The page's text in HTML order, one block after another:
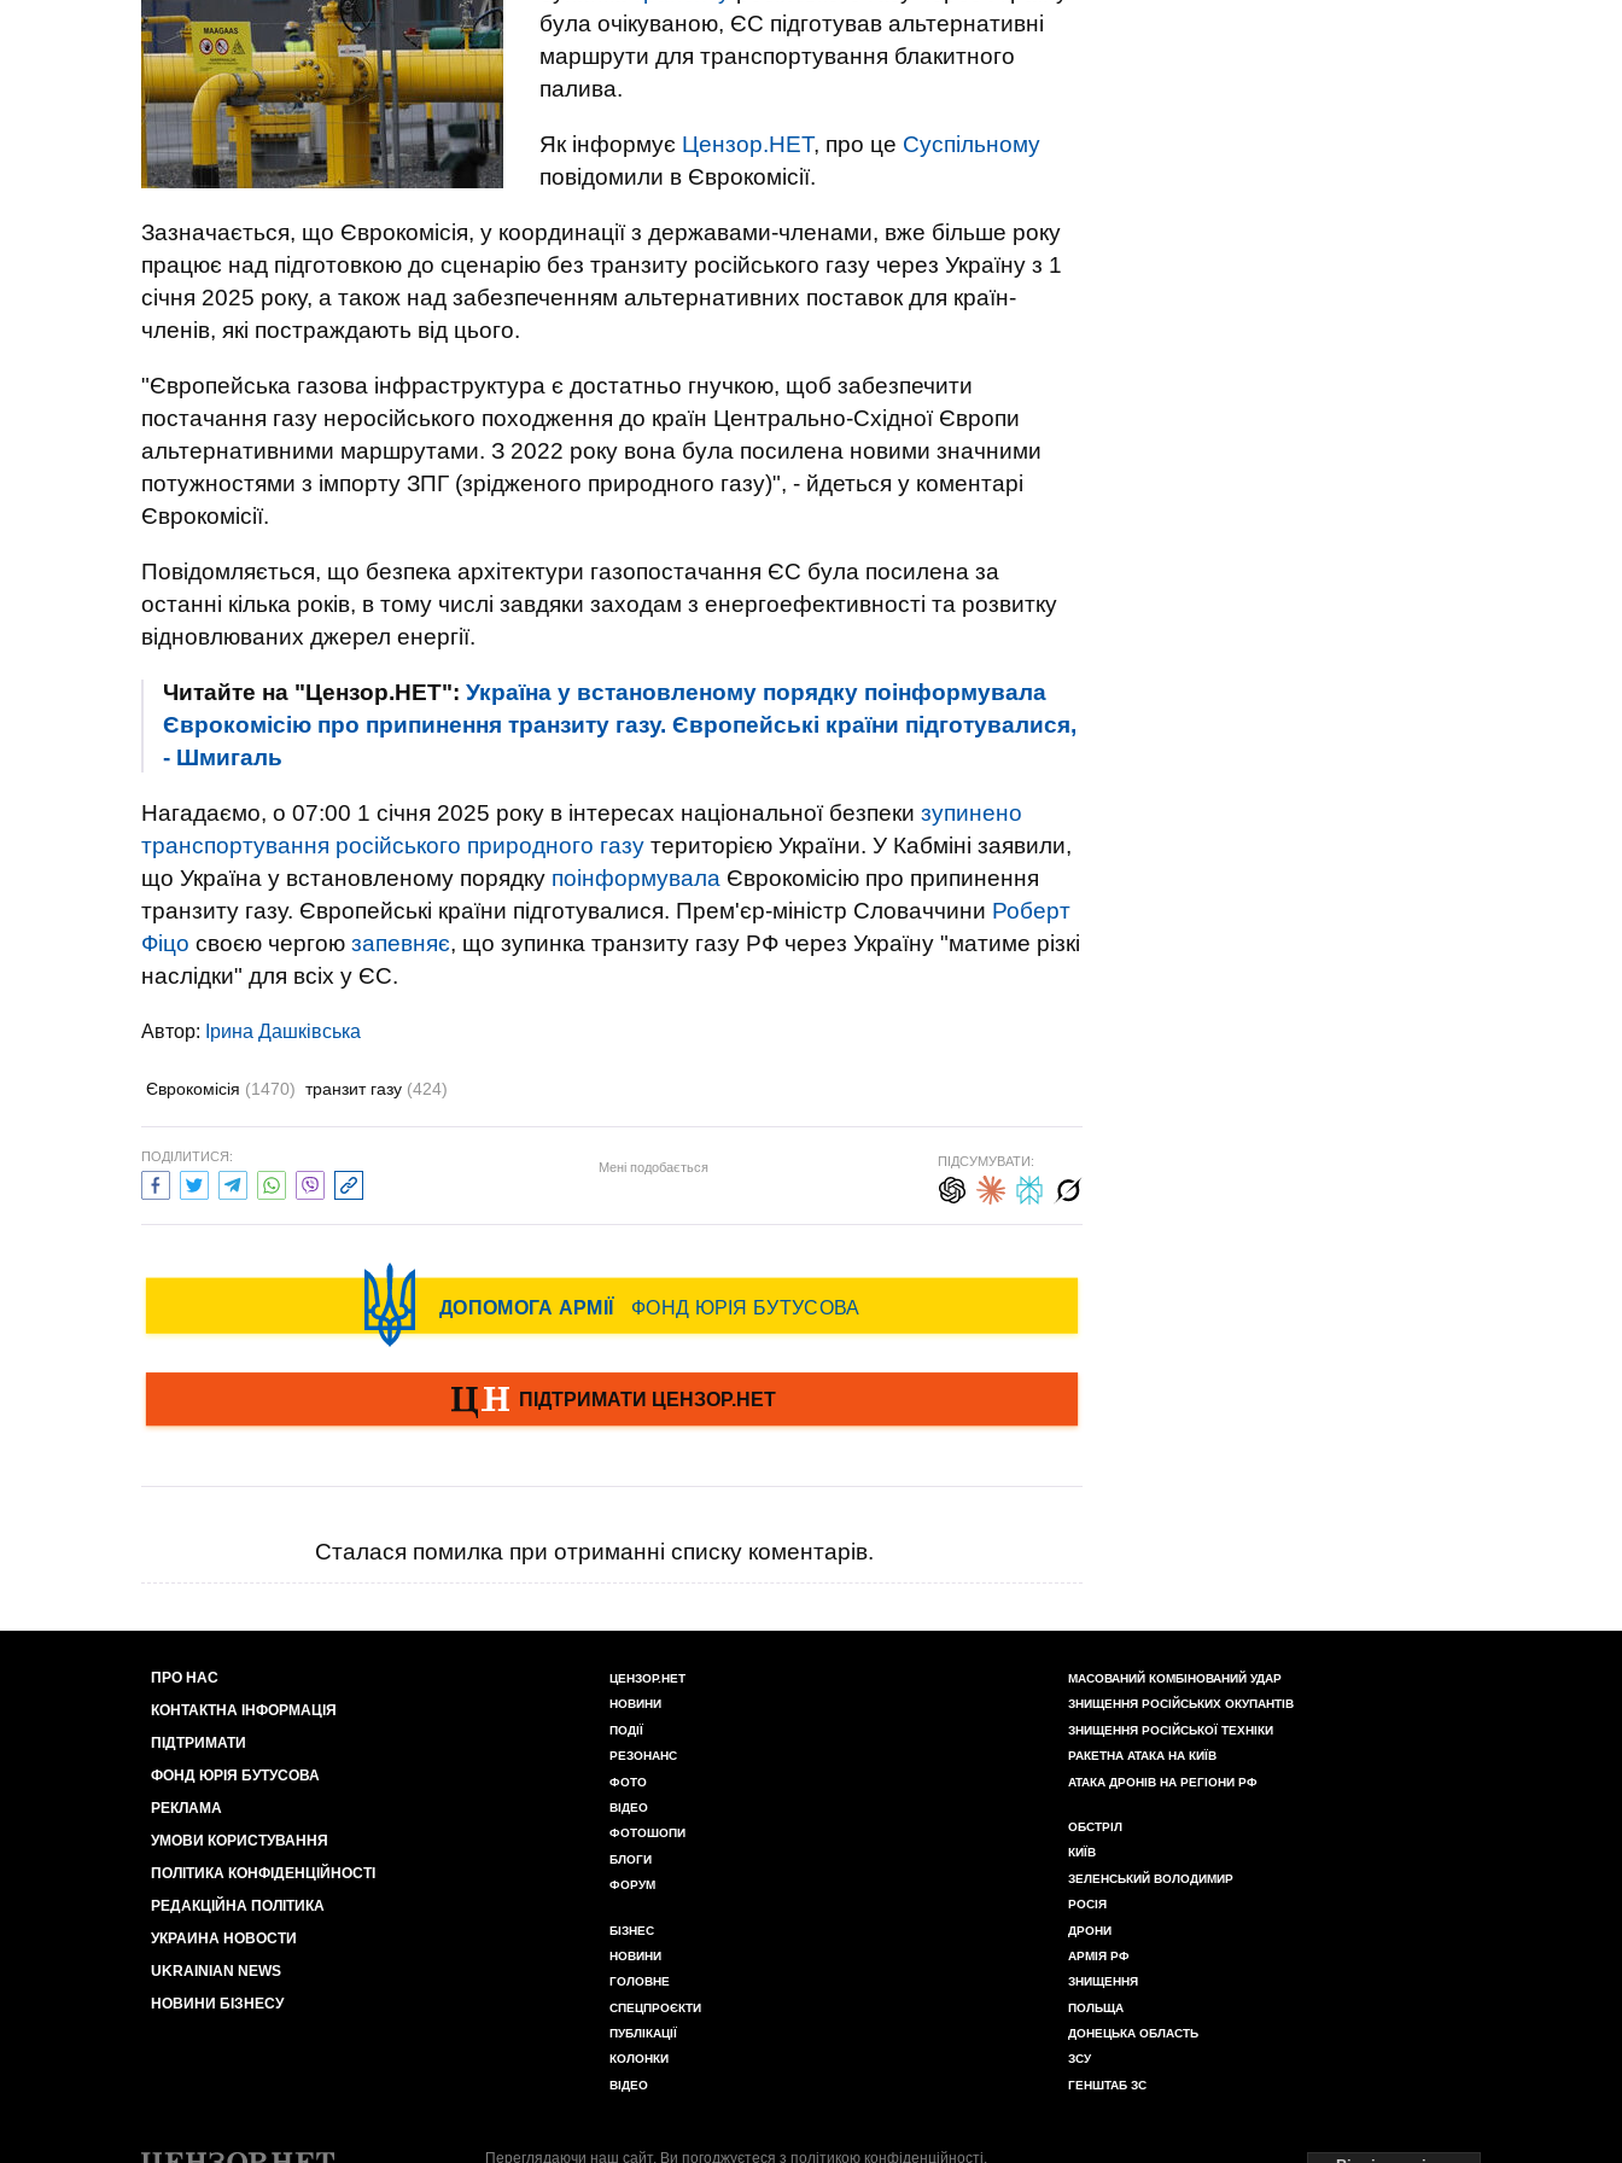
була очікуваною, ЄС підготував альтернативні
маршрути для транспортування блакитного
палива.
Як інформує Цензор.НЕТ, про це Суспільному
повідомили в Єврокомісії.
Зазначається, що Єврокомісія, у координації з державами-членами, вже більше року
працює над підготовкою до сценарію без транзиту російського газу через Україну з 1
січня 2025 року, а також над забезпеченням альтернативних поставок для країн-
членів, які постраждають від цього.
"Європейська газова інфраструктура є достатньо гнучкою, щоб забезпечити
постачання газу неросійського походження до країн Центрально-Східної Європи
альтернативними маршрутами. З 2022 року вона була посилена новими значними
потужностями з імпорту ЗПГ (зрідженого природного газу)", - йдеться у коментарі
Єврокомісії.
Повідомляється, що безпека архітектури газопостачання ЄС була посилена за
останні кілька років, в тому числі завдяки заходам з енергоефективності та розвитку
відновлюваних джерел енергії.
Читайте на "Цензор.НЕТ": Україна у встановленому порядку поінформувала
Єврокомісію про припинення транзиту газу. Європейські країни підготувалися,
- Шмигаль
Нагадаємо, о 07:00 1 січня 2025 року в інтересах національної безпеки зупинено
транспортування російського природного газу територією України. У Кабміні заявили,
що Україна у встановленому порядку поінформувала Єврокомісію про припинення
транзиту газу. Європейські країни підготувалися. Прем'єр-міністр Словаччини Роберт
Фіцо своєю чергою запевняє, що зупинка транзиту газу РФ через Україну "матиме різкі
наслідки" для всіх у ЄС.
Автор: Ірина Дашківська
Єврокомісія (1470) транзит газу (424)
ПОДІЛИТИСЯ:
Мені подобається ПІДСУМУВАТИ:
Сталася помилка при отриманні списку коментарів.
ПРО НАС
КОНТАКТНА ІНФОРМАЦІЯ
ПІДТРИМАТИ
ФОНД ЮРІЯ БУТУСОВА
РЕКЛАМА
УМОВИ КОРИСТУВАННЯ
ПОЛІТИКА КОНФІДЕНЦІЙНОСТІ
РЕДАКЦІЙНА ПОЛІТИКА
УКРАИНА НОВОСТИ
UKRAINIAN NEWS
НОВИНИ БІЗНЕСУ
ЦЕНЗОР.НЕТ
НОВИНИ
ПОДІЇ
РЕЗОНАНС
ФОТО
ВІДЕО
ФОТОШОПИ
БЛОГИ
ФОРУМ
БІЗНЕС
НОВИНИ
ГОЛОВНЕ
СПЕЦПРОЄКТИ
ПУБЛІКАЦІЇ
КОЛОНКИ
ВІДЕО
МАСОВАНИЙ КОМБІНОВАНИЙ УДАР
ЗНИЩЕННЯ РОСІЙСЬКИХ ОКУПАНТІВ
ЗНИЩЕННЯ РОСІЙСЬКОЇ ТЕХНІКИ
РАКЕТНА АТАКА НА КИЇВ
АТАКА ДРОНІВ НА РЕГІОНИ РФ
ОБСТРІЛ
КИЇВ
ЗЕЛЕНСЬКИЙ ВОЛОДИМИР
РОСІЯ
ДРОНИ
АРМІЯ РФ
ЗНИЩЕННЯ
ПОЛЬЩА
ДОНЕЦЬКА ОБЛАСТЬ
ЗСУ
ГЕНШТАБ ЗС
Переглядаючи наш сайт, Ви погоджуєтеся з політикою конфіденційності.